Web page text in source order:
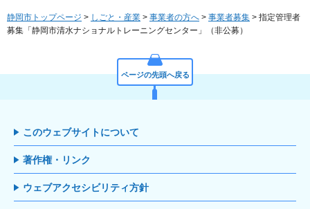
静岡市トップページ > しごと・産業 > 事業者の方へ > 事業者募集 > 指定管理者
募集「静岡市清水ナショナルトレーニングセンター」（非公募）
ページの先頭へ戻る
このウェブサイトについて
著作権・リンク
ウェブアクセシビリティ方針